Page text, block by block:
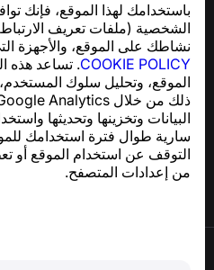
باستخدامك لهذا الموقع، فإنك
الشخصية (ملفات تعريف
نشاطك على الموقع، والأجهزة
COOKIE POLICY. تساعد هذه
الموقع، وتحليل سلوك المستخدم،
البيانات وتخزينها وتحديثها
سارية طوال فترة استخدامك
التوقف عن استخدام الموقع أو
من إعدادات المتصفح.
للاستفسارات المتعلقة بالامتثال
مركز المساعدة
الأخبار والمقالات
حول المشروع
جهات الاتصال